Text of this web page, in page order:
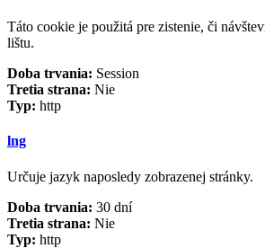
Táto cookie je použitá pre zistenie, či
lištu.
Doba trvania: Session
Tretia strana: Nie
Typ: http
lng
Určuje jazyk naposledy zobrazenej stránky.
Doba trvania: 30 dní
Tretia strana: Nie
Typ: http